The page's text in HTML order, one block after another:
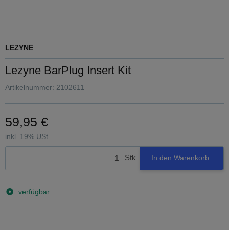
LEZYNE
Lezyne BarPlug Insert Kit
Artikelnummer: 2102611
59,95 €
inkl. 19% USt.
Stk In den Warenkorb
verfügbar